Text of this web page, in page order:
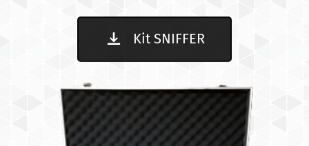
Kit SNIFFER